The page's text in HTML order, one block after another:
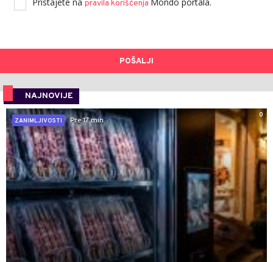
pravila korišćenja
POŠALJI
NAJNOVIJE
0
ZANIMLJIVOSTI
Pre 17 min